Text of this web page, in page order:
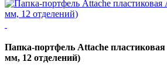
Папка-портфель Attache
мм, 12 отделений)